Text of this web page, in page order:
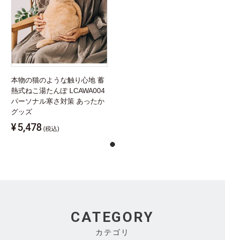
本物の猫のような触り心地 蓄
熱式ねこ湯たんぽ LCAWA004
パーソナル寒さ対策 あったか
グッズ
¥5,478 (税込)
CATEGORY
カテゴリ